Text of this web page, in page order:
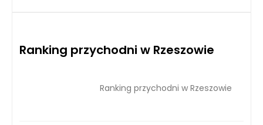
Ranking przychodni w Rzeszowie
Ranking przychodni w Rzeszowie